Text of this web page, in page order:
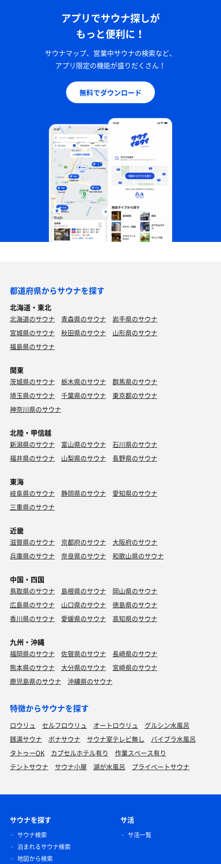
アプリでサウナ探しが
もっと便利に！
サウナマップ、営業中サウナの検索など、
アプリ限定の機能が盛りだくさん！
無料でダウンロード
都道府県からサウナを探す
北海道・東北
北海道のサウナ 青森県のサウナ
岩手県のサウナ
宮城県のサウナ
秋田県のサウナ
山形県のサウナ
福島県のサウナ
関東
茨城県のサウナ 栃木県のサウナ
群馬県のサウナ
埼玉県のサウナ
千葉県のサウナ
東京都のサウナ
神奈川県のサウナ
北陸・甲信越
新潟県のサウナ 富山県のサウナ
石川県のサウナ
福井県のサウナ
山梨県のサウナ 長野県のサウナ
東海
岐阜県のサウナ 静岡県のサウナ
愛知県のサウナ
三重県のサウナ
近畿
滋賀県のサウナ 京都府のサウナ
大阪府のサウナ
兵庫県のサウナ
奈良県のサウナ 和歌山県のサウナ
中国・四国
鳥取県のサウナ 島根県のサウナ
岡山県のサウナ
広島県のサウナ
山口県のサウナ
徳島県のサウナ
香川県のサウナ
愛媛県のサウナ 高知県のサウナ
九州・沖縄
福岡県のサウナ 佐賀県のサウナ
長崎県のサウナ
熊本県のサウナ
大分県のサウナ
宮崎県のサウナ
鹿児島県のサウナ
沖縄県のサウナ
特徴からサウナを探す
ロウリュ セルフロウリュ オートロウリュ
グルシン水風呂
銭湯サウナ
ボナサウナ サウナ室テレビ無し
バイブラ水風呂
タトゥーOK
カプセルホテル有り
作業スペース有り
テントサウナ
サウナ小屋 湖が水風呂 プライベートサウナ
サウナを探す
サウナ検索
泊まれるサウナ検索
地図から検索
サ活
サ活一覧